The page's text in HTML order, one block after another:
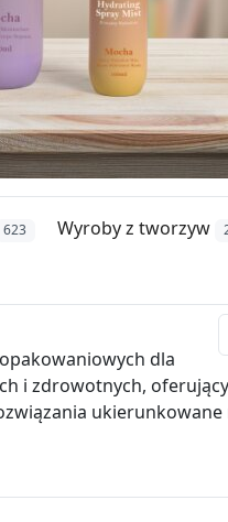
623 Wyroby z tworzyw
dla
i zdrowotnych,